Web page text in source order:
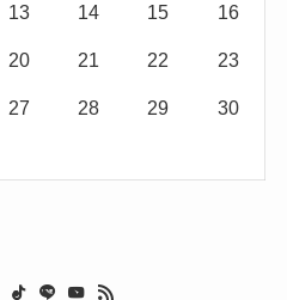
13 14 15 16
20 21 22 23
27 28 29 30